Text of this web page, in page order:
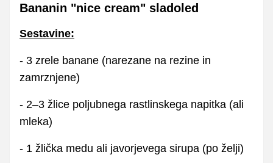
Bananin "nice cream" sladoled
Sestavine:
- 3 zrele banane (narezane na rezine in
zamrznjene)
- 2–3 žlice poljubnega rastlinskega napitka (ali
mleka)
- 1 žlička medu ali javorjevega sirupa (po želji)